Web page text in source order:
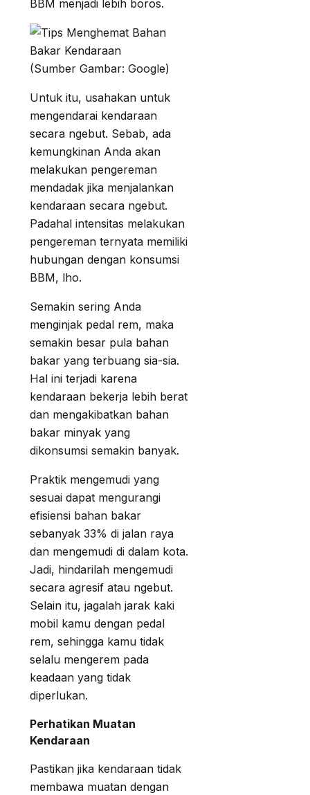
BBM menjadi lebih boros.
(Sumber Gambar: Google)
Untuk itu, usahakan untuk
mengendarai kendaraan
secara ngebut. Sebab, ada
kemungkinan Anda akan
melakukan pengereman
mendadak jika menjalankan
kendaraan secara ngebut.
Padahal intensitas melakukan
pengereman ternyata memiliki
hubungan dengan konsumsi
BBM, lho.
Semakin sering Anda
menginjak pedal rem, maka
semakin besar pula bahan
bakar yang terbuang sia-sia.
Hal ini terjadi karena
kendaraan bekerja lebih berat
dan mengakibatkan bahan
bakar minyak yang
dikonsumsi semakin banyak.
Praktik mengemudi yang
sesuai dapat mengurangi
efisiensi bahan bakar
sebanyak 33% di jalan raya
dan mengemudi di dalam kota.
Jadi, hindarilah mengemudi
secara agresif atau ngebut.
Selain itu, jagalah jarak kaki
mobil kamu dengan pedal
rem, sehingga kamu tidak
selalu mengerem pada
keadaan yang tidak
diperlukan.
Perhatikan Muatan
Kendaraan
Pastikan jika kendaraan tidak
membawa muatan dengan